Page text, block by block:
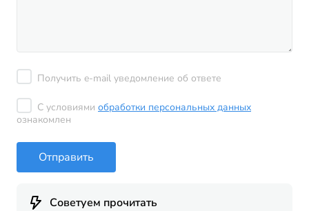
Получить e-mail уведомление об ответе
С условиями обработки персональных данных
ознакомлен
Отправить
Советуем прочитать